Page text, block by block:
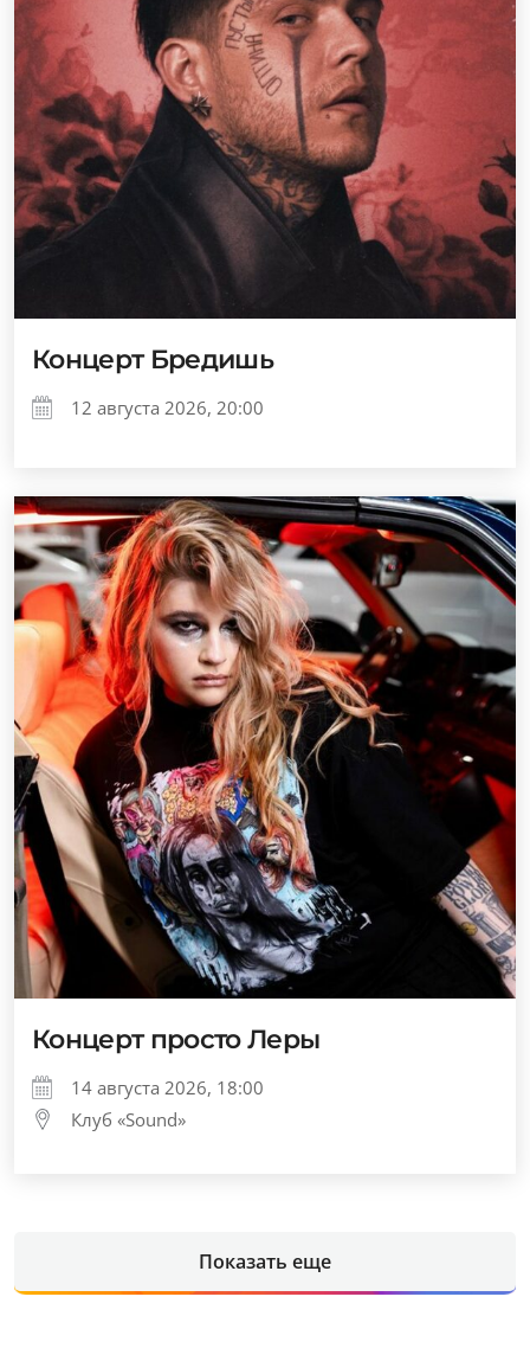
Концерт Бредишь
12 августа 2026, 20:00
Концерт просто Леры
14 августа 2026, 18:00
Клуб «Sound»
Показать еще